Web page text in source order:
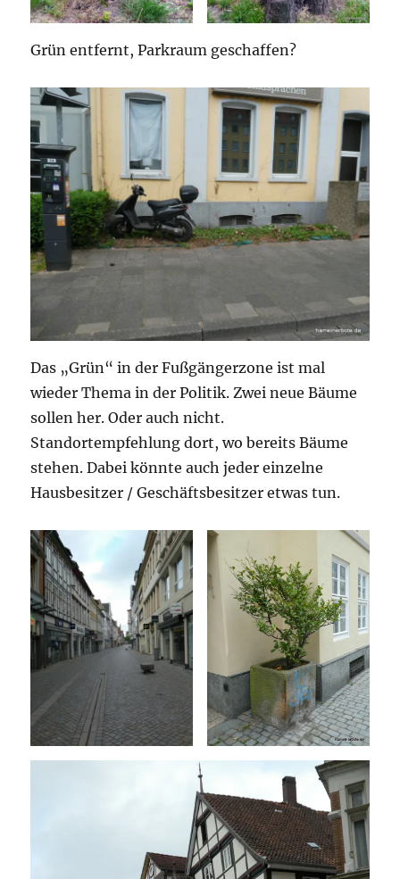
Grün entfernt, Parkraum geschaffen?
Das „Grün“ in der Fußgängerzone ist mal
wieder Thema in der Politik. Zwei neue Bäume
sollen her. Oder auch nicht.
Standortempfehlung dort, wo bereits Bäume
stehen. Dabei könnte auch jeder einzelne
Hausbesitzer / Geschäftsbesitzer etwas tun.